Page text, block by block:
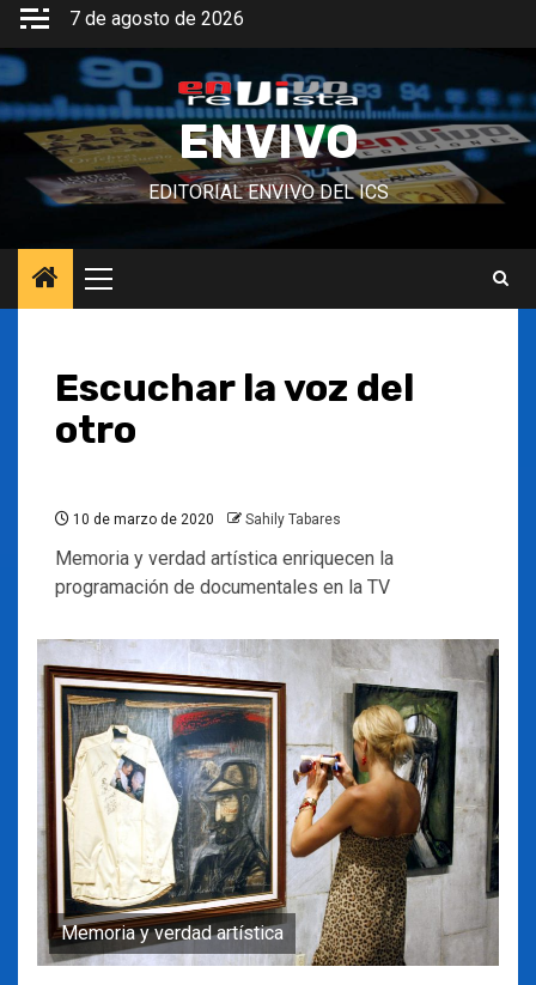
Saltar
contenido
7 de agosto de 2026
ENVIVO
EDITORIAL ENVIVO DEL ICS
Menú
principal
Escuchar la voz del
otro
10 de marzo de 2020 Sahily Tabares
Memoria y verdad artística enriquecen la
programación de documentales en la TV
Memoria y verdad artística